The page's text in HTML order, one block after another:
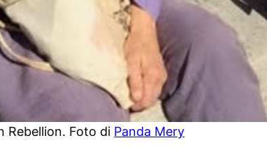
Rebellion. Foto di Panda Mery